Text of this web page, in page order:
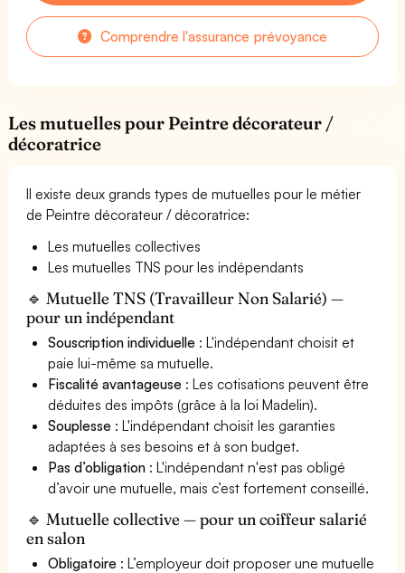
Comprendre l'assurance prévoyance
Les mutuelles pour Peintre décorateur /
décoratrice
Il existe deux grands types de mutuelles pour le métier
de Peintre décorateur / décoratrice:
Les mutuelles collectives
Les mutuelles TNS pour les indépendants
🔹 Mutuelle TNS (Travailleur Non Salarié) —
pour un indépendant
Souscription individuelle : L'indépendant choisit et
paie lui-même sa mutuelle.
Fiscalité avantageuse : Les cotisations peuvent être
déduites des impôts (grâce à la loi Madelin).
Souplesse : L'indépendant choisit les garanties
adaptées à ses besoins et à son budget.
Pas d’obligation : L'indépendant n'est pas obligé
d’avoir une mutuelle, mais c’est fortement conseillé.
🔹 Mutuelle collective — pour un coiffeur salarié
en salon
Obligatoire : L’employeur doit proposer une mutuelle